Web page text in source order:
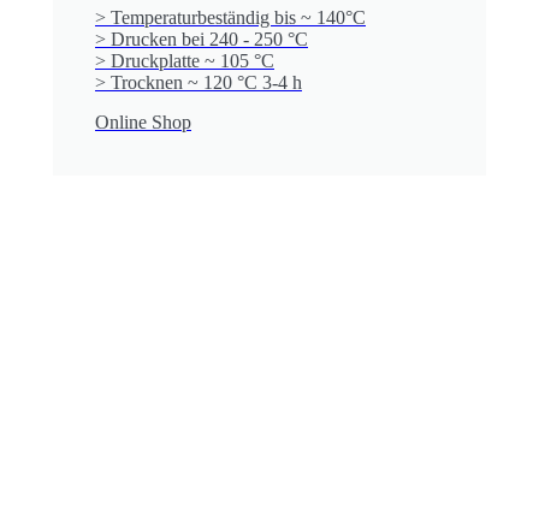
> Temperaturbeständig bis ~ 140°C
> Drucken bei 240 - 250 °C
> Druckplatte ~ 105 °C
> Trocknen ~ 120 °C 3-4 h
Online Shop